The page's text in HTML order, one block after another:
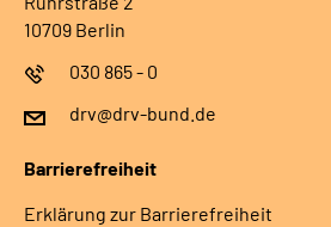
10709 Berlin
030 865 - 0
drv@drv-bund.de
Barrierefreiheit
Erklärung zur Barrierefreiheit